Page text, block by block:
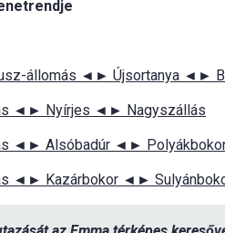
állomás ◄► Újsortanya ◄►
◄► Nyírjes ◄► Nagyszállás
◄► Alsóbadúr ◄►
◄► Kazárbokor ◄►